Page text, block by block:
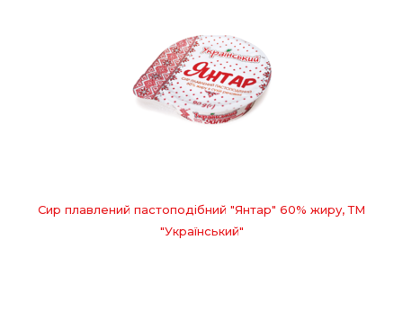
Сир плавлений пастоподібний "Янтар" 60% жиру, ТМ
"Український"